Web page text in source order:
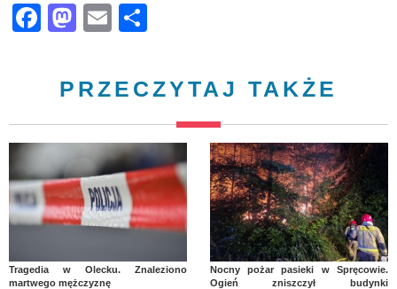
Facebook
Mastodon
Email
PRZECZYTAJ TAKŻE
Tragedia w Olecku. Znaleziono
martwego mężczyznę
Nocny pożar pasieki w Spręcowie.
Ogień zniszczył budynki